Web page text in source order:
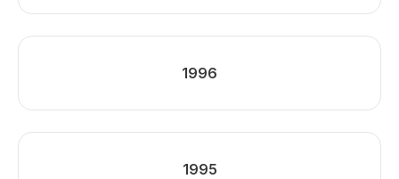
1996
1995